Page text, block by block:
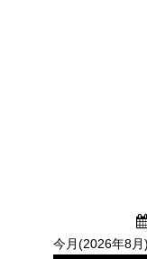
今月(2026年8月)